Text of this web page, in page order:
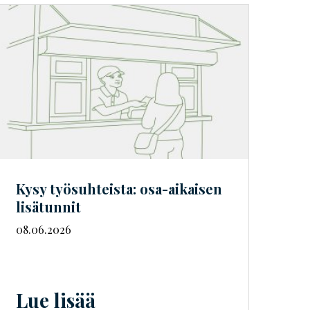
Kysy työsuhteista: osa-aikaisen
lisätunnit
08.06.2026
Lue lisää